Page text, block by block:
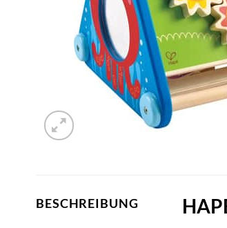
BESCHREIBUNG